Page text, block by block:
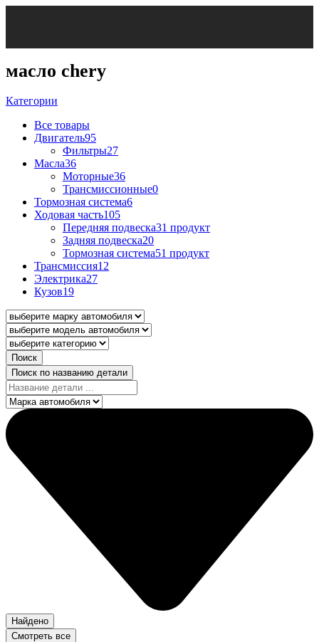
масло chery
Категории
Все товары
Двигатель95
Фильтры27
Масла36
Моторные36
Трансмиссионные0
Тормозная система6
Ходовая часть105
Передняя подвеска31 продукт
Задняя подвеска20
Тормозная система51 продукт
Трансмиссия12
Электрика27
Кузов19
Поиск
Поиск по названию детали
Найдено
Смотреть все